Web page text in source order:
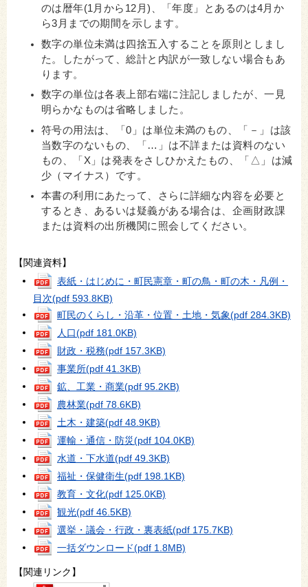
のは暦年(1月から12月)、「年度」とあるのは4月か
ら3月までの期間を示します。
数字の単位未満は四捨五入することを原則としまし
た。したがって、総計と内訳が一致しない場合もあ
ります。
数字の単位は各表上部右端に注記しましたが、一見
明らかなものは省略しました。
符号の用法は、「0」は単位未満のもの、「－」は該
当数字のないもの、「…」は不詳または資料のない
もの、「X」は発表をさしひかえたもの、「△」は減
少（マイナス）です。
本書の利用にあたって、さらに詳細な内容を必要と
するとき、あるいは疑義がある場合は、企画財政課
または資料の出所機関に照会してください。
【関連資料】
表紙・はじめに・町民憲章・町の鳥・町の木・凡例・
目次(pdf 593.8KB)
町民のくらし・沿革・位置・土地・気象(pdf 284.3KB)
人口(pdf 181.0KB)
財政・税務(pdf 157.3KB)
事業所(pdf 41.3KB)
鉱、工業・商業(pdf 95.2KB)
農林業(pdf 78.6KB)
土木・建築(pdf 48.9KB)
運輸・通信・防災(pdf 104.0KB)
水道・下水道(pdf 49.3KB)
福祉・保健衛生(pdf 198.1KB)
教育・文化(pdf 125.0KB)
観光(pdf 46.5KB)
選挙・議会・行政・裏表紙(pdf 175.7KB)
一括ダウンロード(pdf 1.8MB)
【関連リンク】